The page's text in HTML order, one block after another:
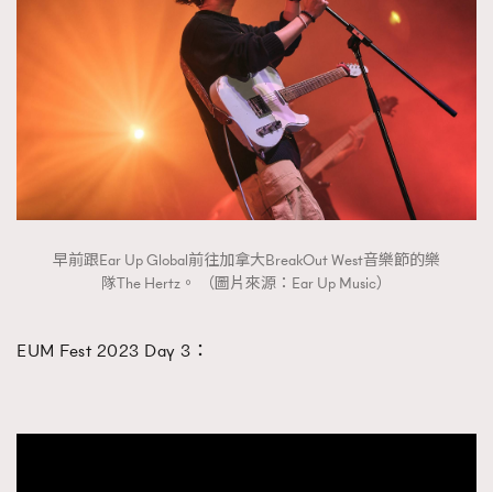
早前跟Ear Up Global前往加拿大BreakOut West音樂節的樂
隊The Hertz。 （圖片來源：Ear Up Music）
EUM Fest 2023 Day 3：